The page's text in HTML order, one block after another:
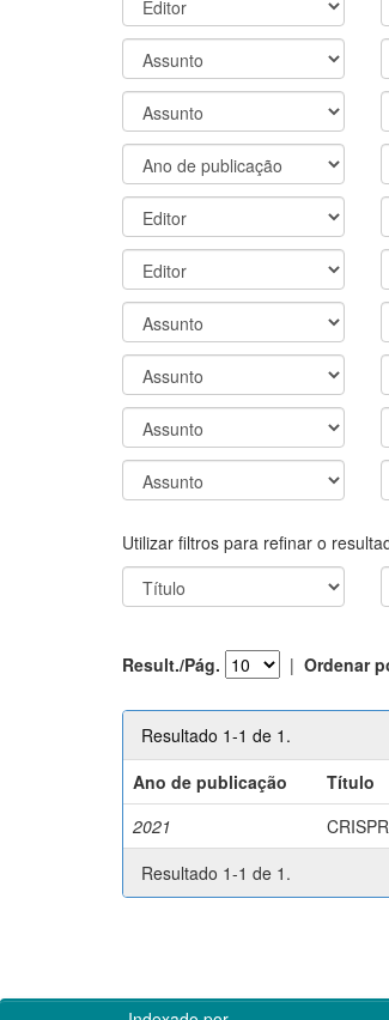
Utilizar filtros para refinar o
Result./Pág. | Ordenar
Resultado 1-1 de 1.
Ano de publicação
Título
2021
Resultado 1-1 de 1.